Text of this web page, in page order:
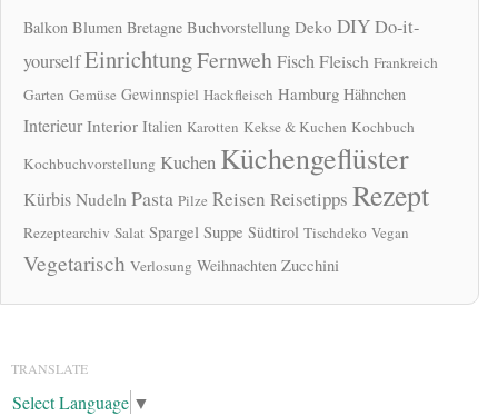
Balkon Blumen Bretagne Buchvorstellung Deko DIYDo-it-
yourselfEinrichtungFernwehFischFleisch Frankreich
Garten Gemüse Gewinnspiel Hackfleisch Hamburg Hähnchen
Interieur Interior Italien Karotten Kekse & Kuchen Kochbuch
Kochbuchvorstellung Kuchen Küchengeflüster
KürbisNudeln Pasta Pilze Reisen Reisetipps Rezept
Rezeptearchiv Salat Spargel Suppe Südtirol Tischdeko Vegan
Vegetarisch Verlosung Weihnachten Zucchini
TRANSLATE
Select Language ▼